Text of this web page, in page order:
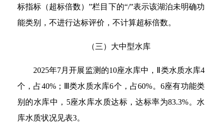
标指标（超标倍数）”栏目下的“/”表示该湖泊未明确功
能类别，不进行达标评价，不计算超标倍数。
（三）大中型水库
2025年7月开展监测的10座水库中，Ⅱ类水质水库4
个，占40%；Ⅲ类水质水库6个，占60%。6座有功能类
别的水库中，5座水库水质达标，达标率为83.3%。水
库水质状况见表3。